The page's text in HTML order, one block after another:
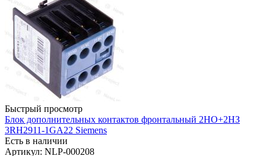
Быстрый просмотр
Блок дополнительных контактов фронтальный 2НО+2НЗ
3RH2911-1GA22 Siemens
Есть в наличии
Артикул: NLP-000208